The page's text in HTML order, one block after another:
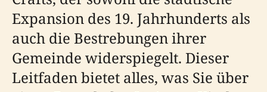
Expansion des 19. Jahrhunderts als
auch die Bestrebungen ihrer
Gemeinde widerspiegelt. Dieser
Leitfaden bietet alles, was Sie über